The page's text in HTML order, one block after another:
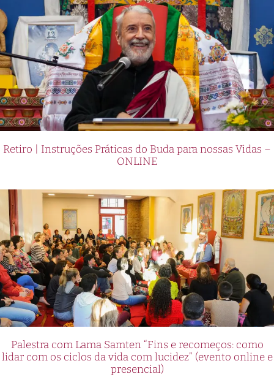
Retiro | Instruções Práticas do Buda para nossas Vidas –
ONLINE
Palestra com Lama Samten “Fins e recomeços: como
lidar com os ciclos da vida com lucidez” (evento online e
presencial)